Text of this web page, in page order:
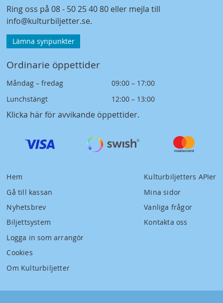
Ring oss på08 - 50 25 40 80 eller mejla till
info@kulturbiljetter.se.
Lämna synpunkter
Ordinarie öppettider
Måndag – fredag
09:00 – 17:00
Lunchstängt
12:00 – 13:00
Klicka här för avvikande öppettider.
Hem
Gå till kassan
Nyhetsbrev
Biljettsystem
Logga in som arrangör
Cookies
Om Kulturbiljetter
Kulturbiljetters APIer
Mina sidor
Vanliga frågor
Kontakta oss